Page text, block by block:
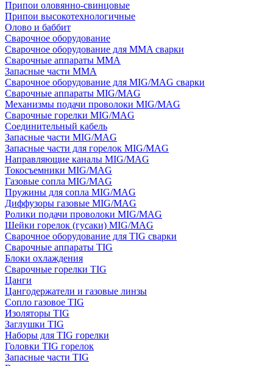
Припои оловянно-свинцовые
Припои высокотехнологичные
Олово и баббит
Сварочное оборудование
Сварочное оборудование для MMA сварки
Сварочные аппараты MMA
Запасные части MMA
Сварочное оборудование для MIG/MAG сварки
Сварочные аппараты MIG/MAG
Механизмы подачи проволоки MIG/MAG
Сварочные горелки MIG/MAG
Соединительный кабель
Запасные части MIG/MAG
Запасные части для горелок MIG/MAG
Направляющие каналы MIG/MAG
Токосъемники MIG/MAG
Газовые сопла MIG/MAG
Пружины для сопла MIG/MAG
Диффузоры газовые MIG/MAG
Ролики подачи проволоки MIG/MAG
Шейки горелок (гусаки) MIG/MAG
Сварочное оборудование для TIG сварки
Сварочные аппараты TIG
Блоки охлаждения
Сварочные горелки TIG
Цанги
Цангодержатели и газовые линзы
Сопло газовое TIG
Изоляторы TIG
Заглушки TIG
Наборы для TIG горелки
Головки TIG горелок
Запасные части TIG